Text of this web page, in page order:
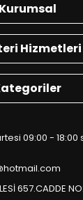
Kurumsal
Hizmetleri
09:00 - 18:00
657.CADDE